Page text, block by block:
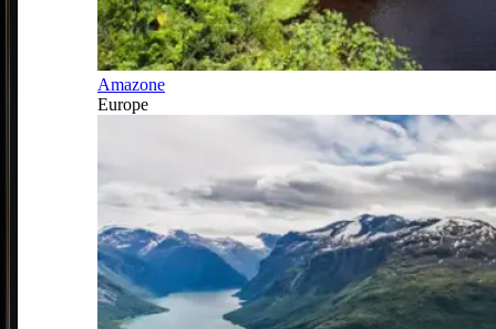
Amazone
Europe